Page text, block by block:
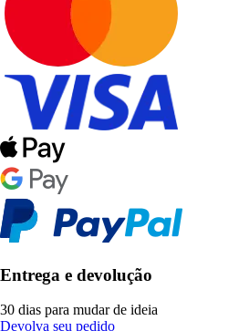
Entrega e devolução
30 dias para mudar de ideia
Devolva seu pedido